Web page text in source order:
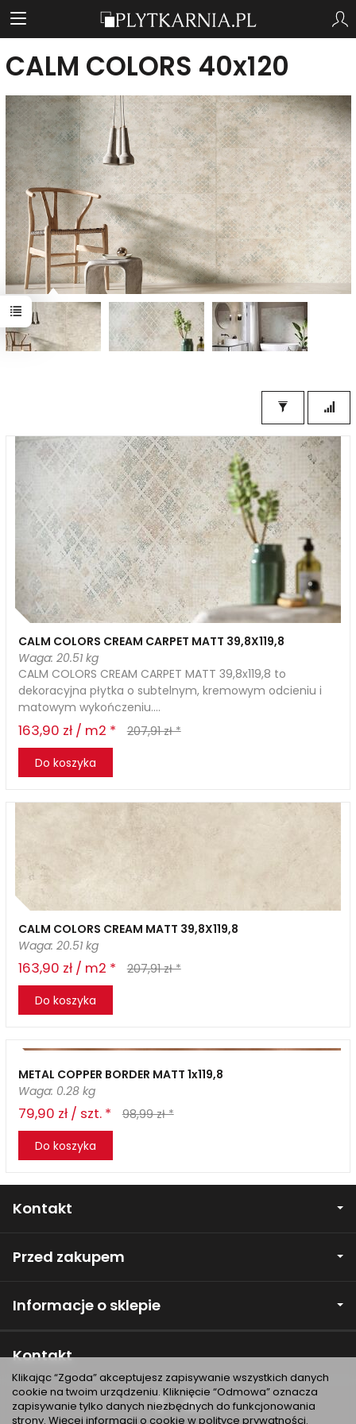
CALM COLORS 40x120
CALM COLORS CREAM CARPET MATT 39,8X119,8
Waga: 20.51 kg
CALM COLORS CREAM CARPET MATT 39,8x119,8 to
dekoracyjna płytka o subtelnym, kremowym odcieniu i
matowym wykończeniu....
163,90 zł / m2 *
207,91 zł *
Do koszyka
CALM COLORS CREAM MATT 39,8X119,8
Waga: 20.51 kg
163,90 zł / m2 *
207,91 zł *
Do koszyka
METAL COPPER BORDER MATT 1x119,8
Waga: 0.28 kg
79,90 zł / szt. *
98,99 zł *
Do koszyka
Kontakt
Przed zakupem
Informacje o sklepie
Kontakt
Klikając “Zgoda” akceptujesz zapisywanie wszystkich danych
cookie na twoim urządzeniu. Kliknięcie “Odmowa” oznacza
zapisywanie tylko danych niezbędnych do funkcjonowania
strony. Więcej informacji o cookie wpolityce prywatności.